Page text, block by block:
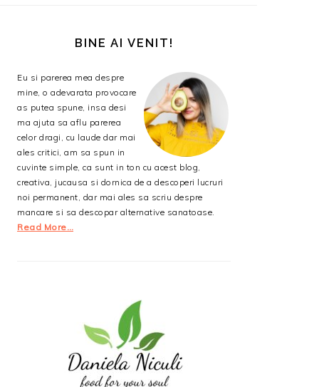
PRINCIPALĂBINE AI VENIT!
Eu si parerea mea despre
mine, o adevarata provocare
as putea spune, insa desi
ma ajuta sa aflu parerea
celor dragi, cu laude dar mai
ales critici, am sa spun in
cuvinte simple, ca sunt in ton cu acest blog,
creativa, jucausa si dornica de a descoperi lucruri
noi permanent, dar mai ales sa scriu despre
mancare si sa descopar alternative sanatoase.
Read More…